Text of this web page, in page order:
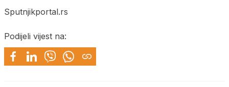
Sputnjikportal.rs
Podijeli vijest na: